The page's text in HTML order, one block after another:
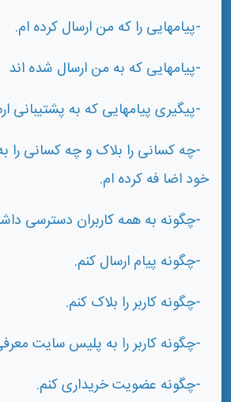
-پیامهایی را که من ارسال کرده ام.
-پیامهایی که به من ارسال شده اند
-پیگیری پیامهایی که به پشتیبانی
-چه کسانی را بلاک و چه کسانی را
خود اضا فه کرده ام.
-چگونه به همه کاربران دسترسی
-چگونه پیام ارسال کنم.
-چگونه کاربر را بلاک کنم.
-چگونه کاربر را به پلیس سایت
-چگونه عضویت خریداری کنم.